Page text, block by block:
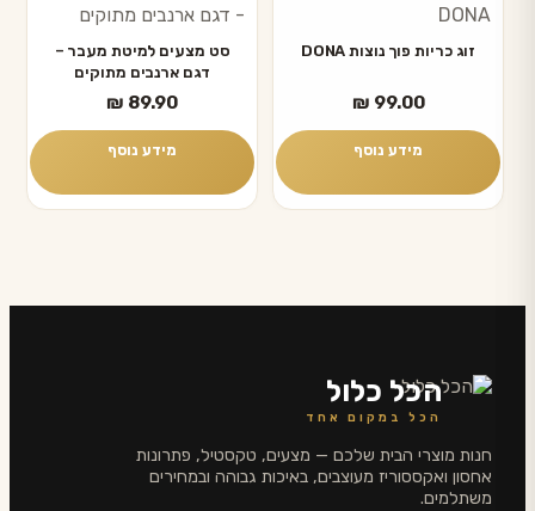
זוג כריות פוך נוצות DONA
₪ 99.00
מידע נוסף
סט מצעים למיטת מעבר –
דגם ארנבים מתוקים
₪ 89.90
מידע נוסף
הכל כלול
הכל במקום אחד
חנות מוצרי הבית שלכם — מצעים, טקסטיל, פתרונות
אחסון ואקססוריז מעוצבים, באיכות גבוהה ובמחירים
משתלמים.